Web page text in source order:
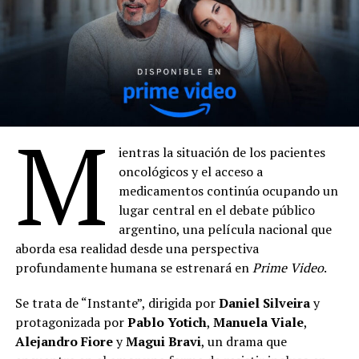
M
ientras la situación de los pacientes
oncológicos y el acceso a
medicamentos continúa ocupando un
lugar central en el debate público
argentino, una película nacional que
aborda esa realidad desde una perspectiva
profundamente humana se estrenará enPrime Video.
Se trata de “Instante”, dirigida porDaniel Silveiray
protagonizada porPablo Yotich, Manuela Viale,
Alejandro FioreyMagui Bravi, un drama que